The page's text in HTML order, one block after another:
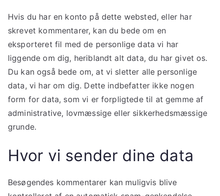
Hvis du har en konto på dette websted, eller har
skrevet kommentarer, kan du bede om en
eksporteret fil med de personlige data vi har
liggende om dig, heriblandt alt data, du har givet os.
Du kan også bede om, at vi sletter alle personlige
data, vi har om dig. Dette indbefatter ikke nogen
form for data, som vi er forpligtede til at gemme af
administrative, lovmæssige eller sikkerhedsmæssige
grunde.
Hvor vi sender dine data
Besøgendes kommentarer kan muligvis blive